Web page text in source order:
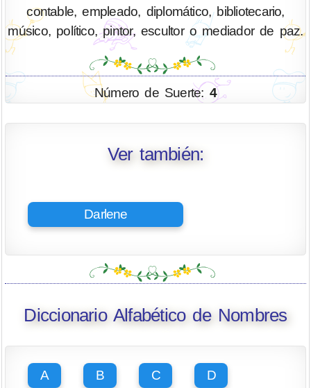
contable, empleado, diplomático, bibliotecario,
músico, político, pintor, escultor o mediador de paz.
Número de Suerte: 4
Ver también:
Darlene
Diccionario Alfabético de Nombres
A B C D